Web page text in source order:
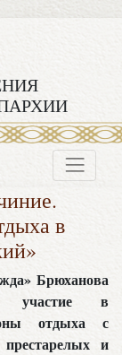
в
Брюханова
участие в
отдыха с
и